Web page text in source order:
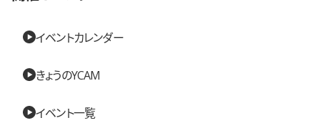
イベントカレンダー
きょうのYCAM
イベント一覧